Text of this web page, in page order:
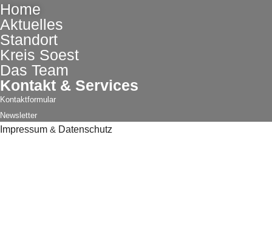
Home
Aktuelles
Standort
Kreis Soest
Das Team
Kontakt & Services
Kontaktformular
Newsletter
Impressum & Datenschutz